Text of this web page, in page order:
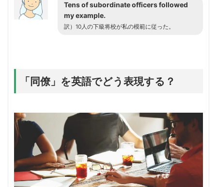
Tens of subordinate officers followed
my example.
訳）10人の下級将校が私の模範に従った。
「同僚」を英語でどう表現する？